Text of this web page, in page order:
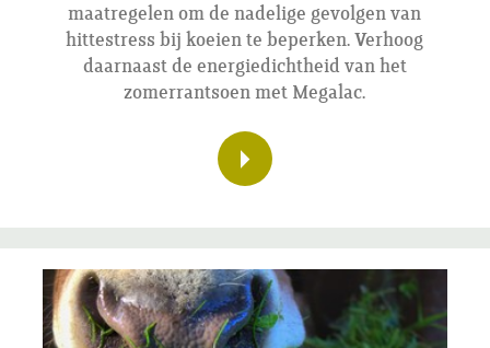
maatregelen om de nadelige gevolgen van
hittestress bij koeien te beperken. Verhoog
daarnaast de energiedichtheid van het
zomerrantsoen met Megalac.